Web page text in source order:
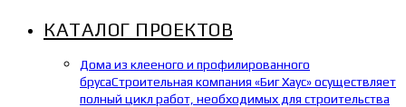
КАТАЛОГ ПРОЕКТОВ
Дома из клееного и профилированного
брусаСтроительная компания «Биг Хаус» осуществляет
полный цикл работ, необходимых для строительства